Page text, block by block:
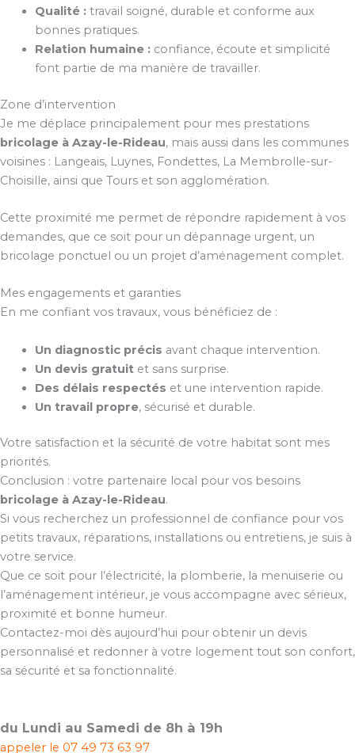
Qualité :travail soigné, durable et conforme aux
bonnes pratiques.
Relation humaine :confiance, écoute et simplicité
font partie de ma manière de travailler.
Zone d’intervention
Je me déplace principalement pour mes prestations
bricolage à Azay-le-Rideau, mais aussi dans les communes
voisines : Langeais, Luynes, Fondettes, La Membrolle-sur-
Choisille, ainsi que Tours et son agglomération.
Cette proximité me permet de répondre rapidement à vos
demandes, que ce soit pour un dépannage urgent, un
bricolage ponctuel ou un projet d’aménagement complet.
Mes engagements et garanties
En me confiant vos travaux, vous bénéficiez de :
Un diagnostic précis avant chaque intervention.
Un devis gratuitet sans surprise.
Des délais respectés et une intervention rapide.
Un travail propre, sécurisé et durable.
Votre satisfaction et la sécurité de votre habitat sont mes
priorités.
Conclusion : votre partenaire local pour vos besoins
bricolage à Azay-le-Rideau.
Si vous recherchez un professionnel de confiance pour vos
petits travaux, réparations, installations ou entretiens, je suis à
votre service.
Que ce soit pour l’électricité, la plomberie, la menuiserie ou
l’aménagement intérieur, je vous accompagne avec sérieux,
proximité et bonne humeur.
Contactez-moi dès aujourd’hui pour obtenir un devis
personnalisé et redonner à votre logement tout son confort,
sa sécurité et sa fonctionnalité.
du Lundi au Samedi de 8h à 19h
appeler le 07 49 73 63 97